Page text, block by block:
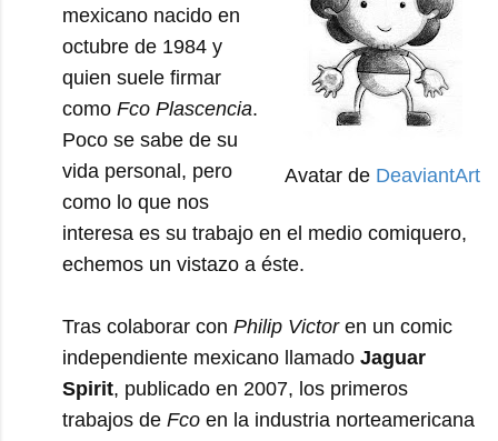
Avatar de DeaviantArt
mexicano nacido en
octubre de 1984 y
quien suele firmar
como Fco Plascencia.
Poco se sabe de su
vida personal, pero
como lo que nos
interesa es su trabajo en el medio comiquero,
echemos un vistazo a éste.
Tras colaborar con Philip Victoren un comic
independiente mexicano llamado Jaguar
Spirit, publicado en 2007, los primeros
trabajos de Fco en la industria norteamericana